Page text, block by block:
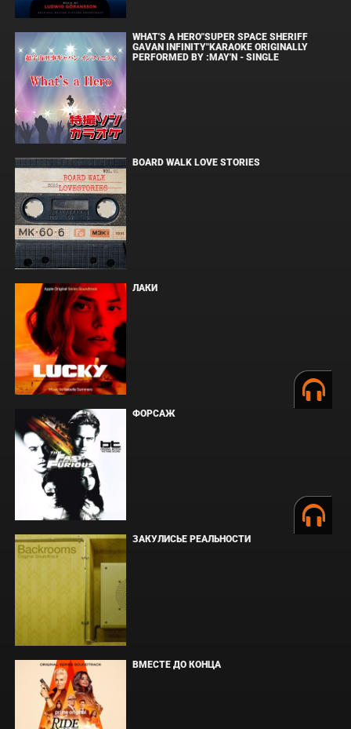
WHAT'S A HERO"SUPER SPACE SHERIFF
GAVAN INFINITY"KARAOKE ORIGINALLY
PERFORMED BY :MAY'N - SINGLE
BOARD WALK LOVE STORIES
ЛАКИ
ФОРСАЖ
ЗАКУЛИСЬЕ РЕАЛЬНОСТИ
ВМЕСТЕ ДО КОНЦА